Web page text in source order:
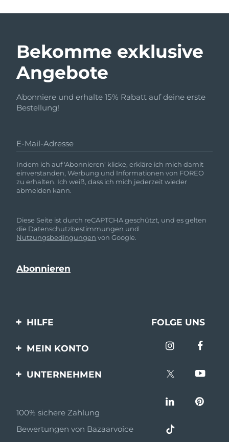
Bekomme exklusive
Angebote
Abonniere und erhalte 15% Rabatt auf deine erste
Bestellung!
E-Mail-Adresse
Indem ich auf 'Abonnieren' klicke, erkläre ich mich damit
einverstanden, Werbung und Informationen von FOREO
zu erhalten. Ich weiß, dass ich mich jederzeit wieder
abmelden kann.
Diese Seite ist durch reCAPTCHA geschützt, und es gelten
die Datenschutzbestimmungen und
Nutzungsbedingungen von Google.
HILFE
Kontaktiere uns
FOLGE UNS
MEIN KONTO
UNTERNEHMEN
Partnerprogramm
Partner Nachrichten
100% sichere Zahlung
Bewertungen von Bazaarvoice